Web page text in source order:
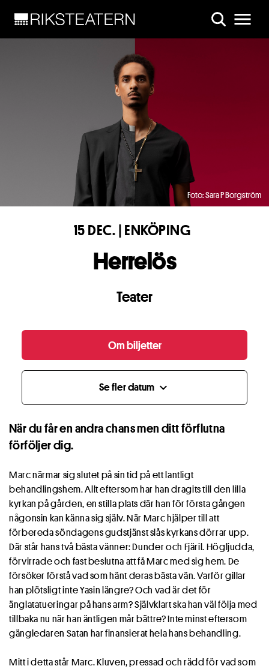
Foto: Sara P Borgström
15 DEC. | ENKÖPING
Herrelös
Teater
Om biljetter
Se fler datum expand_more
När du får en andra chans men ditt förflutna
förföljer dig.
Marc närmar sig slutet på sin tid på ett lantligt
behandlingshem. Allt eftersom har han dragits till den lilla
kyrkan på gården, en stilla plats där han för första gången
någonsin kan känna sig själv. När Marc hjälper till att
förbereda söndagens gudstjänst slås kyrkans dörrar upp.
Där står hans två bästa vänner: Dunder och Fjäril. Högljudda,
förvirrade och fast beslutna att få Marc med sig hem. De
försöker förstå vad som hänt deras bästa vän. Varför gillar
han plötsligt inte Yasin längre? Och vad är det för
änglatatueringar på hans arm? Självklart ska han väl följa med
tillbaka nu när han äntligen mår bättre? Inte minst eftersom
gängledaren Satan har finansierat hela hans behandling.
Mitt i detta står Marc. Kluven, pressad och rädd för vad som